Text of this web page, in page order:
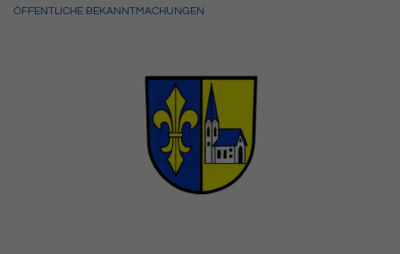
ÖFFENTLICHE BEKANNTMACHUNGEN